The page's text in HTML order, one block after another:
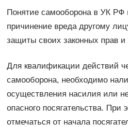
Понятие самооборона в УК РФ
причинение вреда другому
защиты своих законных прав и
Для квалификации действий
самооборона, необходимо
осуществления насилия или
опасного посягательства. При
отмечаться от начала